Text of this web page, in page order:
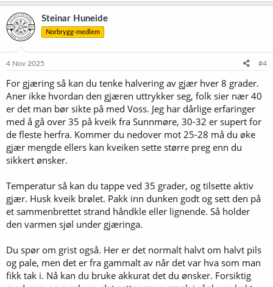
a
k
s
j
o
e
:
Steinar Huneide
Norbrygg-medlem
4 Nov 2025 #4
For gjæring så kan du tenke halvering av gjær hver 8 grader.
Aner ikke hvordan den gjæren uttrykker seg, folk sier nær 40
er det man bør sikte på med Voss. Jeg har dårlige erfaringer
med å gå over 35 på kveik fra Sunnmøre, 30-32 er supert for
de fleste herfra. Kommer du nedover mot 25-28 må du øke
gjær mengde ellers kan kveiken sette større preg enn du
sikkert ønsker.
Temperatur så kan du tappe ved 35 grader, og tilsette aktiv
gjær. Husk kveik brølet. Pakk inn dunken godt og sett den på
et sammenbrettet strand håndkle eller lignende. Så holder
den varmen sjøl under gjæringa.
Du spør om grist også. Her er det normalt halvt om halvt pils
og pale, men det er fra gammalt av når det var hva som man
fikk tak i. Nå kan du bruke akkurat det du ønsker. Forsiktig